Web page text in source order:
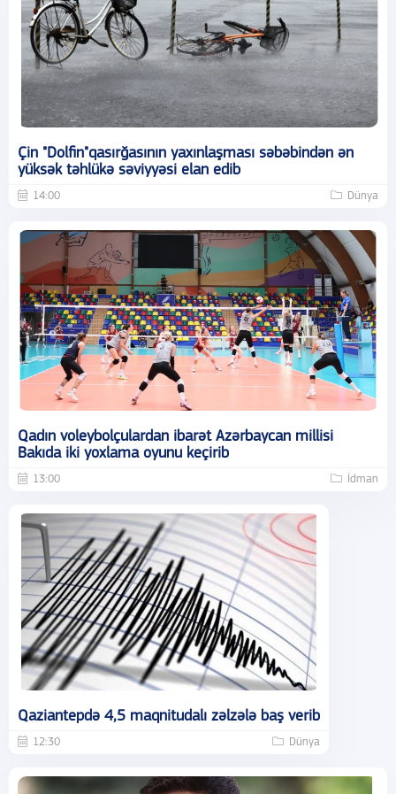
Çin "Dolfin"qasırğasının yaxınlaşması səbəbindən ən
yüksək təhlükə səviyyəsi elan edib
14:00 Dünya
Qadın voleybolçulardan ibarət Azərbaycan millisi
Bakıda iki yoxlama oyunu keçirib
13:00 İdman
Qaziantepdə 4,5 maqnitudalı zəlzələ baş verib
12:30 Dünya